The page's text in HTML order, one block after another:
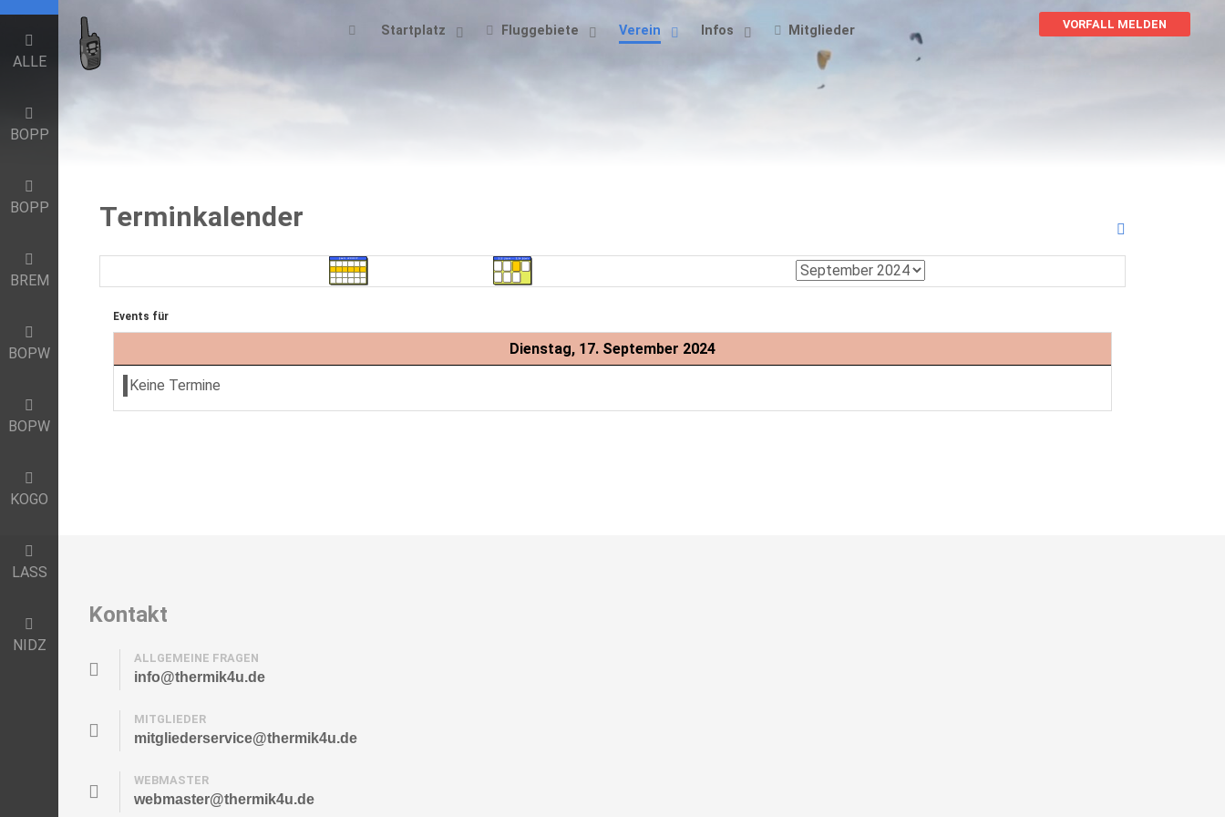
Startplatz Fluggebiete Verein Infos Mitglieder VORFALL MELDEN
Terminkalender
Events für
Dienstag, 17. September 2024
Keine Termine
Kontakt
ALLGEMEINE FRAGEN
info@thermik4u.de
MITGLIEDER
mitgliederservice@thermik4u.de
WEBMASTER
webmaster@thermik4u.de
ALLE
BOPP
BOPP
BREM
BOPW
BOPW
KOGO
LASS
NIDZ